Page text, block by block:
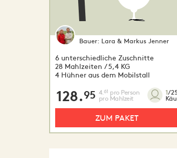
Bauer: Lara & Markus Jenner
6 unterschiedliche Zuschnitte
28 Mahlzeiten / 5,4 KG
4 Hühner aus dem Mobilstall
128.95 4. 61 pro Person
pro Mahlzeit
1/
ZUM PAKET